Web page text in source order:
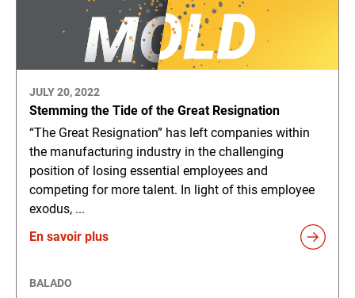
JULY 20, 2022
Stemming the Tide of the Great Resignation
“The Great Resignation” has left companies within
the manufacturing industry in the challenging
position of losing essential employees and
competing for more talent. In light of this employee
exodus, ...
En savoir plus
BALADO